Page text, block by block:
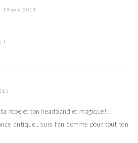
19 août 2011
!
ta robe et ton headband et magique!!!
antique…suis fan comme pour tout ton